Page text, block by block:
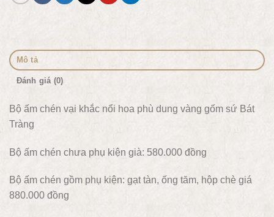
Mô tả
Đánh giá (0)
Bộ ấm chén vại khắc nổi hoa phù dung vàng gốm sứ Bát
Tràng
Bộ ấm chén chưa phụ kiện già: 580.000 đồng
Bộ ấm chén gồm phụ kiện: gạt tàn, ống tăm, hộp chè giá
880.000 đồng